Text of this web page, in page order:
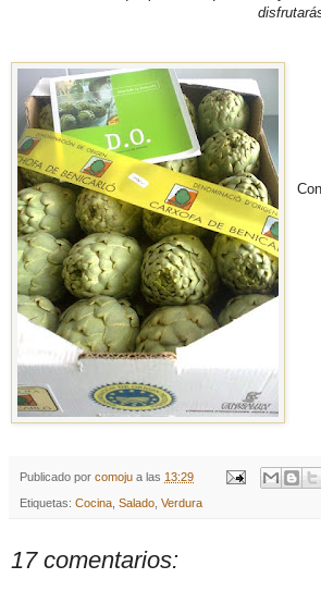
Publicado por comoju a las 13:29
Etiquetas: Cocina Salado Verdura
17 comentarios: